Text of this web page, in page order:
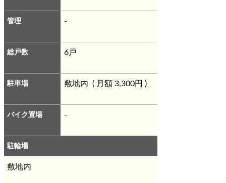
管理 -
総戸数 6戸
駐車場 敷地内 ( 月額 3,300円 )
バイク置場 -
駐輪場
敷地内